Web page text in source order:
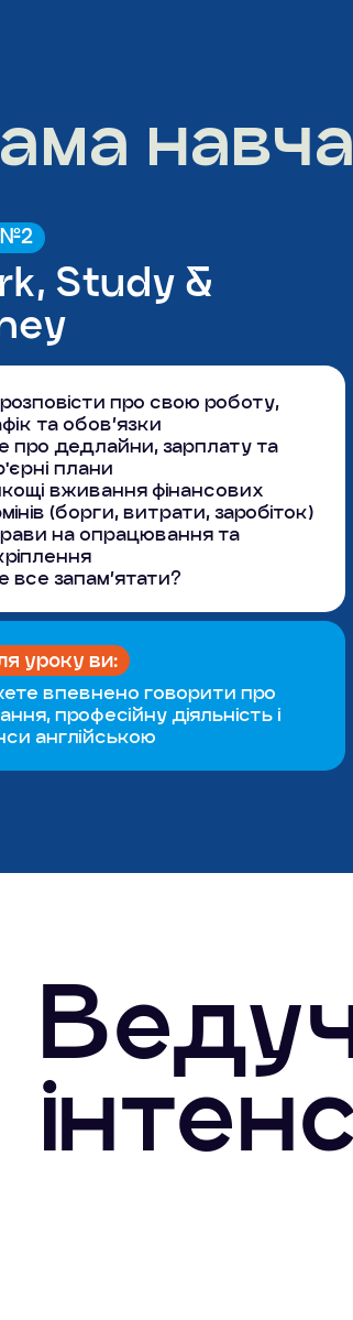
№2
Study &
про свою роботу,
та обов’язки
про дедлайни, зарплату та
плани
вживання фінансових
(борги, витрати, заробіток)
на опрацювання та
все запам’ятати?
уроку ви:
впевнено говорити про
професійну діяльність і
англійською